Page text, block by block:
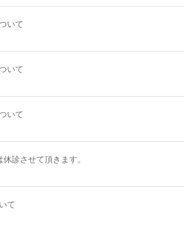
いて
いて
いて
診させて頂きます。
て